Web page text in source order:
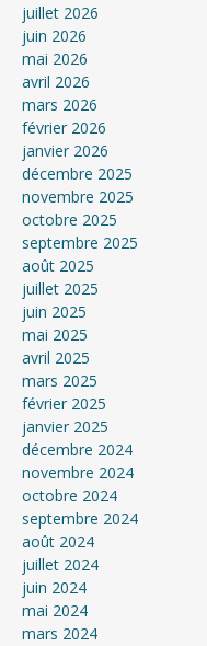
juillet 2026
juin 2026
mai 2026
avril 2026
mars 2026
février 2026
janvier 2026
décembre 2025
novembre 2025
octobre 2025
septembre 2025
août 2025
juillet 2025
juin 2025
mai 2025
avril 2025
mars 2025
février 2025
janvier 2025
décembre 2024
novembre 2024
octobre 2024
septembre 2024
août 2024
juillet 2024
juin 2024
mai 2024
mars 2024